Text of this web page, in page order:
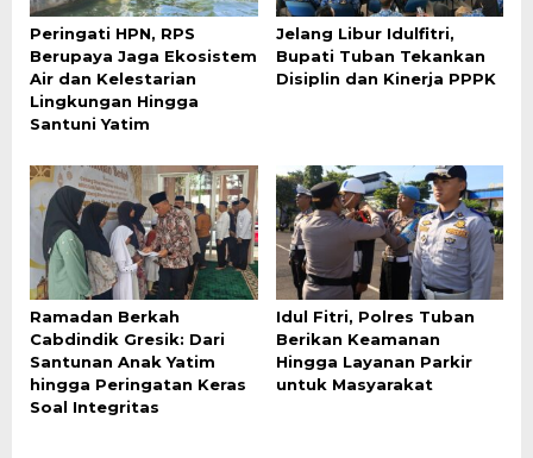
Peringati HPN, RPS
Berupaya Jaga Ekosistem
Air dan Kelestarian
Lingkungan Hingga
Santuni Yatim
Jelang Libur Idulfitri,
Bupati Tuban Tekankan
Disiplin dan Kinerja PPPK
Ramadan Berkah
Cabdindik Gresik: Dari
Santunan Anak Yatim
hingga Peringatan Keras
Soal Integritas
Idul Fitri, Polres Tuban
Berikan Keamanan
Hingga Layanan Parkir
untuk Masyarakat